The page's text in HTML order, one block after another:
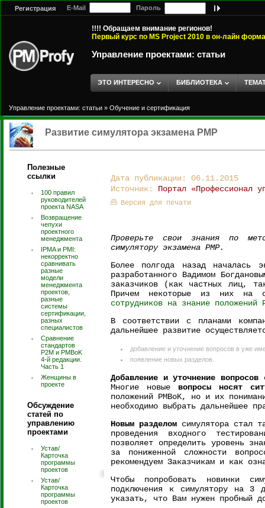
Регистрация E-Mail Пароль
!!!! Обращаем внимание регионов!
Первый курс по MS Project 2010 в он-лайн
Управление проектами: статьи
ЭТО ИНТЕРЕСНО БИБЛИОТЕКА
Управление проектами: статьи » Обучение и сертификация
Развитие симулятора экзамена PMP
Полезные
ссылки
100 правил
руководителей
проекта NASA
Возвращение
чепухи
проектного
менеджмента
IPMA и PMI:
некорректно
сравнивать
разные
модели
менеджмента
проектов,
разные
системы
сертификации,
разных
специалистов
Сравнение
стандартов
P2M и PMBoK
4-й редакции.
Часть 1
Женщины в
проекте
Обсуждение
статей по
управлению
проектами
Устав/
Карточка
программы
проектов
Устав/
Карточка
программы
проектов
Дата публикации: 06.11.2015
Источник: Портал «Профессионал
Версия для печати
Проверьте свои знания по
симулятору экзамена PMP.
Более полгода назад началась
разработанного Вадимом
заказчиков (как частных лиц,
Причем некоторые из них на
сотрудников на знание положений
В соответствии с планами
дальнейшее развитие
добавление и уточнение вопросов в уже
появление новых разделов.
Добавление и уточнение вопросов
Многие новые вопросы носят
положений PMBoK, но и их
необходимо выбрать дальнейшее
Новым разделом симулятора стал
проведения входного
позволяет определить уровень
за пониженной сложности
рекомендуем Заказчикам и как
Чтобы попробовать новинки
подключения к симулятору на
указать, что Вам нужен пробный